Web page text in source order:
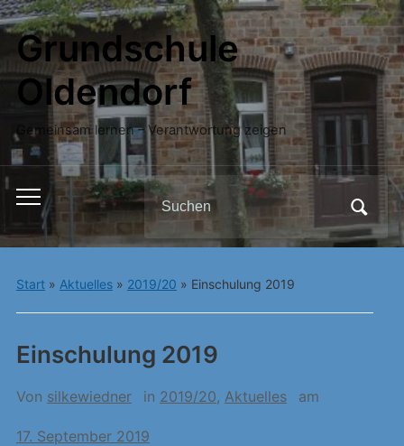
Grundschule
Oldendorf
Gemeinsam lernen – Verantwortung zeigen
Toggle
mobile
menu
Search
for:
Start » Aktuelles» 2019/20 » Einschulung 2019
Einschulung 2019
Von silkewiedner in 2019/20, Aktuelles am
17. September 2019